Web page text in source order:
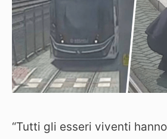
“Tutti gli esseri viventi